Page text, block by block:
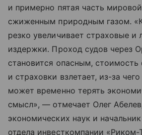
и примерно пятая часть
сжиженным природным газом.
резко увеличивает страховые и
издержки. Проход судов через
становится опасным, стоимость
и страховки взлетает, из-за
может временно терять
смысл», — отмечает Олег
экономических наук и
отдела инвесткомпании «Риком-